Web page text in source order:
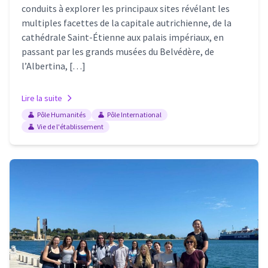
conduits à explorer les principaux sites révélant les
multiples facettes de la capitale autrichienne, de la
cathédrale Saint-Étienne aux palais impériaux, en
passant par les grands musées du Belvédère, de
l’Albertina, […]
Lire la suite
Pôle Humanités
Pôle International
Vie de l'établissement